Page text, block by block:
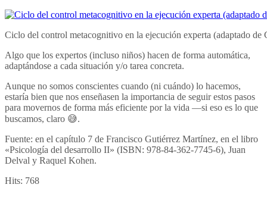
Ciclo del control metacognitivo en la ejecución experta (adaptado
Algo que los expertos (incluso niños) hacen de forma automática,
adaptándose a cada situación y/o tarea concreta.
Aunque no somos conscientes cuando (ni cuándo) lo hacemos,
estaría bien que nos enseñasen la importancia de seguir estos pasos
para movernos de forma más eficiente por la vida —si eso es lo que
buscamos, claro 😅.
Fuente: en el capítulo 7 de Francisco Gutiérrez Martínez, en el libro
«Psicología del desarrollo II» (ISBN: 978-84-362-7745-6), Juan
Delval y Raquel Kohen.
Hits: 768